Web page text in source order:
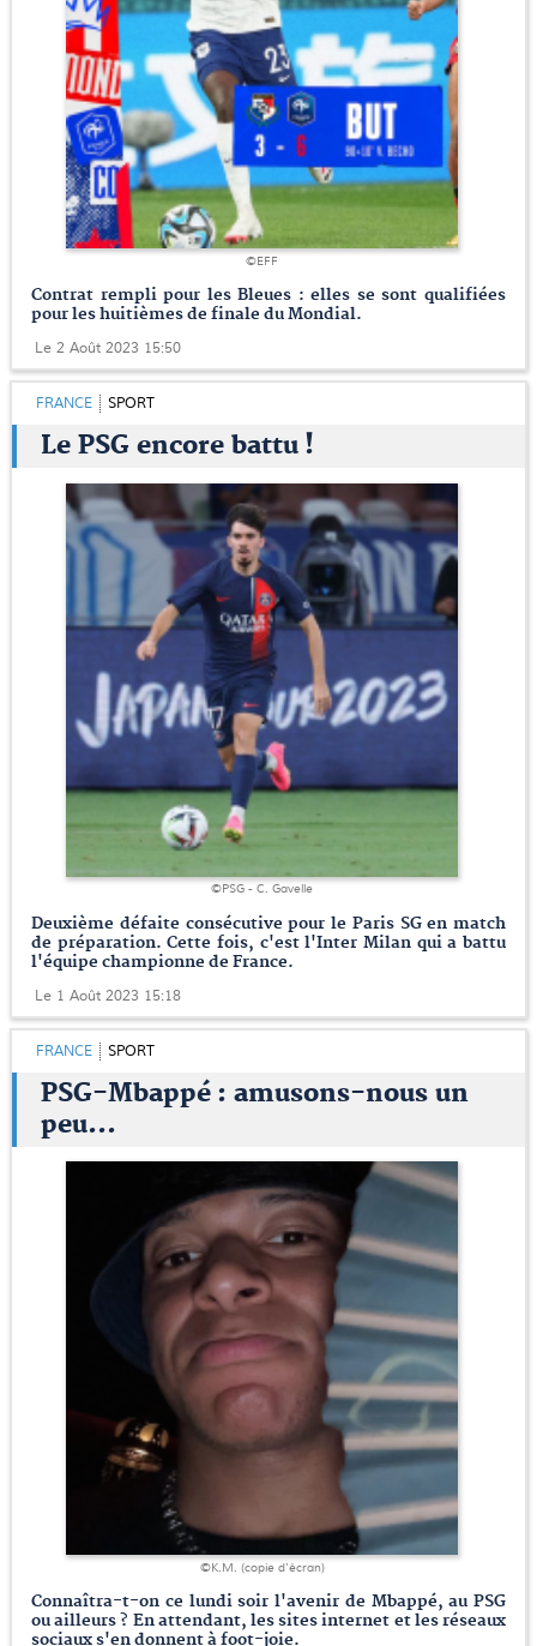
©EFF
Contrat rempli pour les Bleues : elles se sont qualifiées
pour les huitièmes de finale du Mondial.
Le 2 Août 2023 15:50
FRANCE SPORT
Le PSG encore battu !
©PSG - C. Gavelle
Deuxième défaite consécutive pour le Paris SG en match
de préparation. Cette fois, c'est l'Inter Milan qui a battu
l'équipe championne de France.
Le 1 Août 2023 15:18
FRANCE SPORT
PSG-Mbappé : amusons-nous un
peu...
©K.M. (copie d'écran)
Connaîtra-t-on ce lundi soir l'avenir de Mbappé, au PSG
ou ailleurs ? En attendant, les sites internet et les réseaux
sociaux s'en donnent à foot-joie.